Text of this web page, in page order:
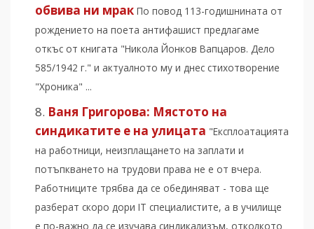
обвива ни мрак По повод 113-годишнината от
рождението на поета антифашист предлагаме
откъс от книгата "Никола Йонков Вапцаров. Дело
585/1942 г." и актуалното му и днес стихотворение
"Хроника" ...
Ваня Григорова: Мястото на
синдикатите е на улицата "Експлоатацията
на работници, неизплащането на заплати и
потъпкването на трудови права не е от вчера.
Работниците трябва да се обединяват - това ще
разберат скоро дори IT специалистите, а в училище
е по-важно да се изучава синдикализъм, отколкото